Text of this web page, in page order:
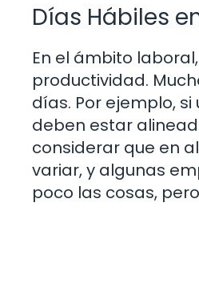
Días Hábiles
En el ámbito
productividad.
días. Por ejemplo,
deben estar
considerar que en
variar, y algunas
poco las cosas,